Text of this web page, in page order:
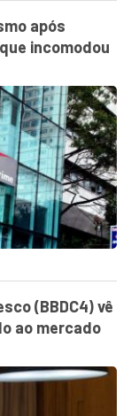
após
incomodou
(BBDC4) vê
ao mercado